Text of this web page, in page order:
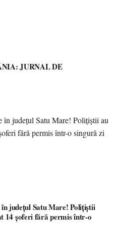
JURNAL DE
județul Satu Mare! Polițiștii
14 șoferi fără permis într-o